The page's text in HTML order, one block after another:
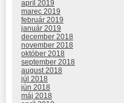
apríl 2019
marec 2019
február 2019
január 2019
december 2018
november 2018
október 2018
september 2018
august 2018
júl 2018
jún 2018
máj 2018